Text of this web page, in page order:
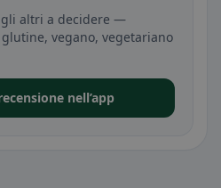
gli altri a decidere —
vegano, vegetariano
nell’app